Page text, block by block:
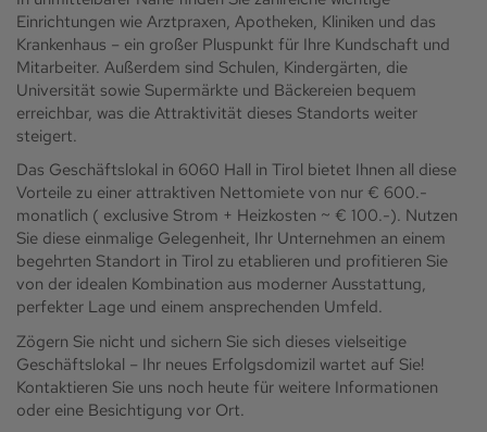
Einrichtungen wie Arztpraxen, Apotheken, Kliniken und das
Krankenhaus – ein großer Pluspunkt für Ihre Kundschaft und
Mitarbeiter. Außerdem sind Schulen, Kindergärten, die
Universität sowie Supermärkte und Bäckereien bequem
erreichbar, was die Attraktivität dieses Standorts weiter
steigert.
Das Geschäftslokal in 6060 Hall in Tirol bietet Ihnen all diese
Vorteile zu einer attraktiven Nettomiete von nur € 600.-
monatlich ( exclusive Strom + Heizkosten ~ € 100.-). Nutzen
Sie diese einmalige Gelegenheit, Ihr Unternehmen an einem
begehrten Standort in Tirol zu etablieren und profitieren Sie
von der idealen Kombination aus moderner Ausstattung,
perfekter Lage und einem ansprechenden Umfeld.
Zögern Sie nicht und sichern Sie sich dieses vielseitige
Geschäftslokal – Ihr neues Erfolgsdomizil wartet auf Sie!
Kontaktieren Sie uns noch heute für weitere Informationen
oder eine Besichtigung vor Ort.